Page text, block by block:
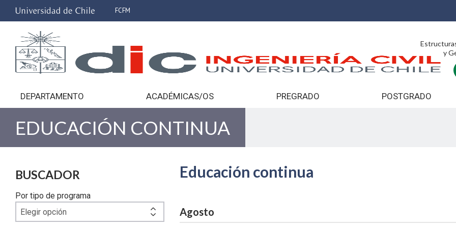
FCFM
y
DEPARTAMENTO ACADÉMICAS/OS PREGRADO POSTGRADO
EDUCACIÓN CONTINUA
BUSCADOR
Por tipo de programa
Educación continua
agosto